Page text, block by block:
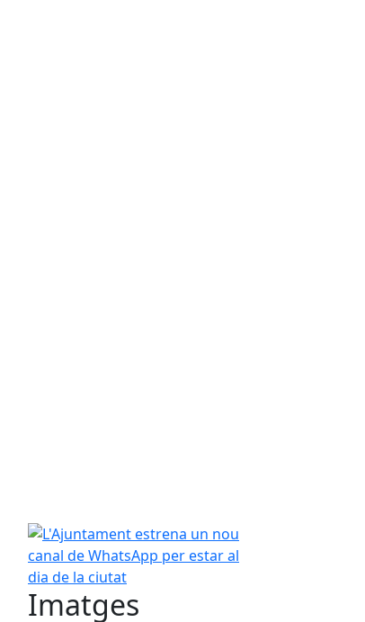
L'Ajuntament estrena un nou canal de
Imatges